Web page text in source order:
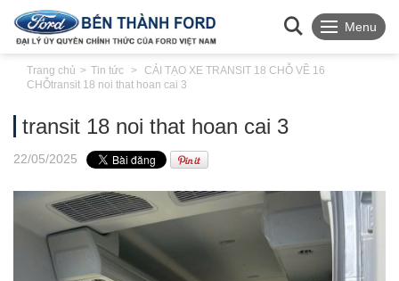
Menu
Trang chủ Tin tức
CẢI TẠO XE TRANSIT 18 CHỖ VỀ 16
CHỖtransit 18 noi that hoan cai 3
transit 18 noi that hoan cai 3
22/05/2025